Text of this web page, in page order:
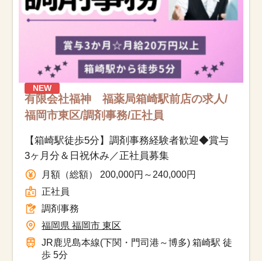
NEW
有限会社福神 福薬局箱崎駅前店の求人/
福岡市東区/調剤事務/正社員
【箱崎駅徒歩5分】調剤事務経験者歓迎◆賞与
3ヶ月分＆日祝休み／正社員募集
月額（総額） 200,000円～240,000円
正社員
調剤事務
福岡県 福岡市 東区
JR鹿児島本線(下関・門司港～博多) 箱崎駅 徒
歩 5分